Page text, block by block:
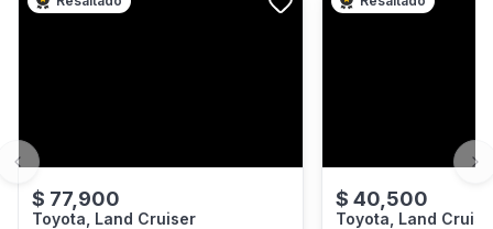
$ 77,900
Toyota, Land Cruiser
$ 40,500
Toyota, Land
Previous slide